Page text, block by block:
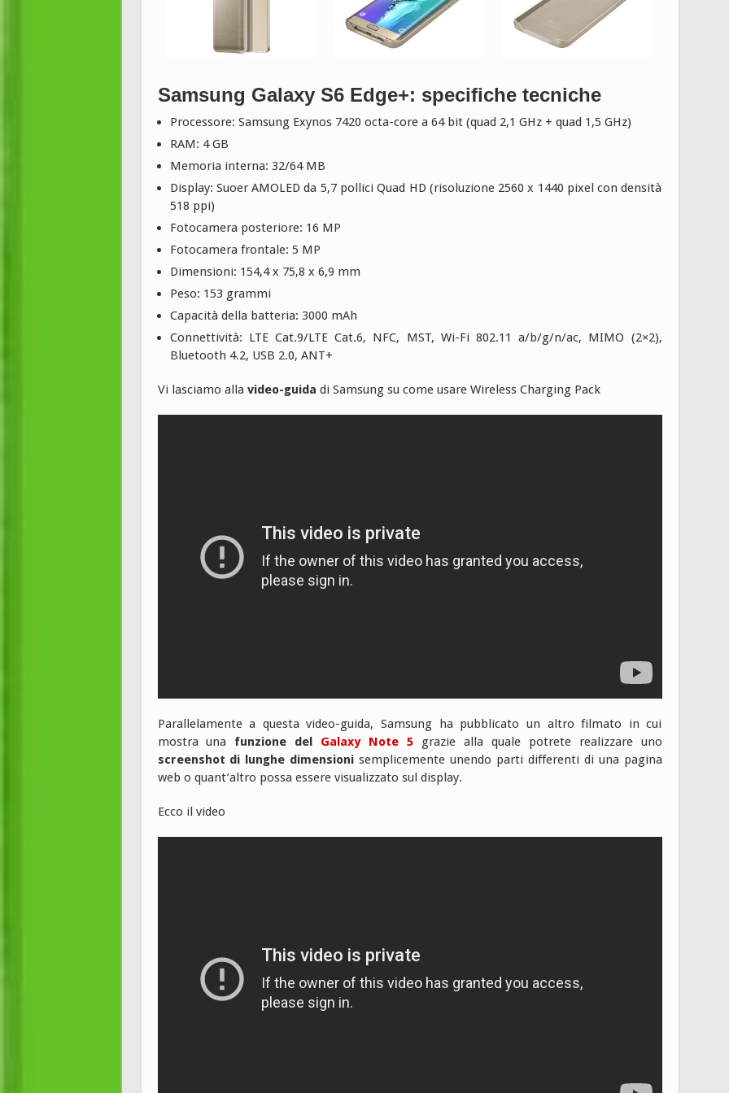
Samsung Galaxy S6 Edge+: specifiche tecniche
Processore: Samsung Exynos 7420 octa-core a 64 bit (quad 2,1 GHz + quad 1,5 GHz)
RAM: 4 GB
Memoria interna: 32/64 MB
Display: Suoer AMOLED da 5,7 pollici Quad HD (risoluzione 2560 x 1440 pixel con densità
518 ppi)
Fotocamera posteriore: 16 MP
Fotocamera frontale: 5 MP
Dimensioni: 154,4 x 75,8 x 6,9 mm
Peso: 153 grammi
Capacità della batteria: 3000 mAh
Connettività: LTE Cat.9/LTE Cat.6, NFC, MST, Wi-Fi 802.11 a/b/g/n/ac, MIMO (2×2),
Bluetooth 4.2, USB 2.0, ANT+
Vi lasciamo alla video-guida di Samsung su come usare Wireless Charging Pack
Parallelamente a questa video-guida, Samsung ha pubblicato un altro filmato in cui
mostra una funzione del Galaxy Note 5
grazie alla quale potrete realizzare uno
screenshot di lunghe dimensioni semplicemente unendo parti differenti di una pagina
web o quant’altro possa essere visualizzato sul display.
Ecco il video